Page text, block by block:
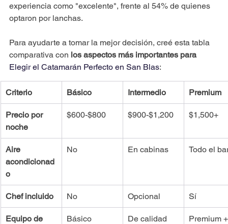
experiencia como "excelente", frente al 54% de quienes
optaron por lanchas.
Para ayudarte a tomar la mejor decisión, creé esta tabla
comparativa con los aspectos más importantes para
Elegir el Catamarán Perfecto en San Blas:
Criterio Básico Intermedio Premium
Precio por
noche
$600-$800 $900-$1,200 $1,500+
Aire
acondicionad
o
No En cabinas Todo el
Chef incluido No Opcional Sí
Equipo de
Básico De calidad
Premium